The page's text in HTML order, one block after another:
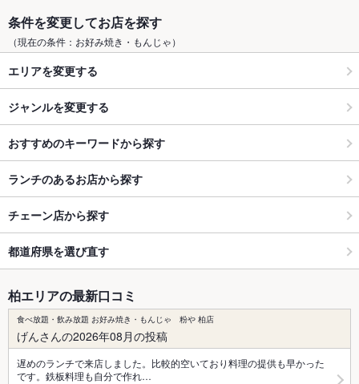
条件を変更してお店を探す
（現在の条件：お好み焼き・もんじゃ）
エリアを変更する
ジャンルを変更する
おすすめのキーワードから探す
ランチのあるお店から探す
チェーン店から探す
都道府県を選び直す
柏エリアの最新口コミ
食べ放題・飲み放題 お好み焼き・もんじゃ 粉や 柏店
げんさんの2026年08月の投稿
遅めのランチで来店しました。比較的空いており料理の提供も早かった
です。鉄板料理も自分で作れ…